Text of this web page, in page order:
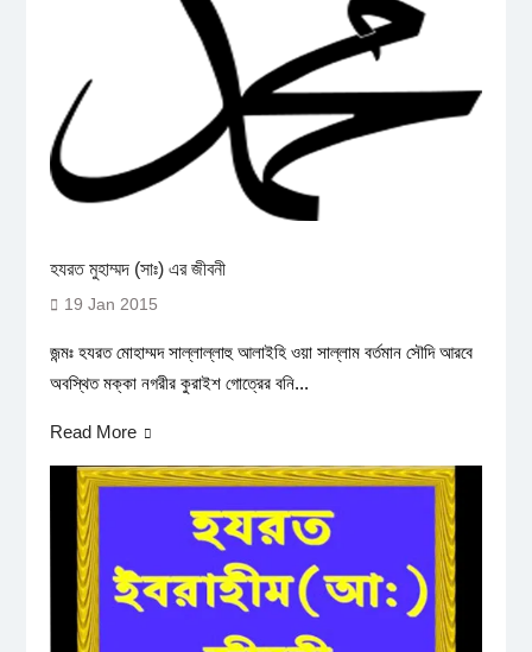
হযরত মুহাম্মদ (সাঃ) এর জীবনী
19 Jan 2015
জন্মঃ হযরত মোহাম্মদ সাল্লাল্লাহু আলাইহি ওয়া সাল্লাম বর্তমান সৌদি আরবে
অবস্থিত মক্কা নগরীর কুরাইশ গোত্রের বনি...
Read More